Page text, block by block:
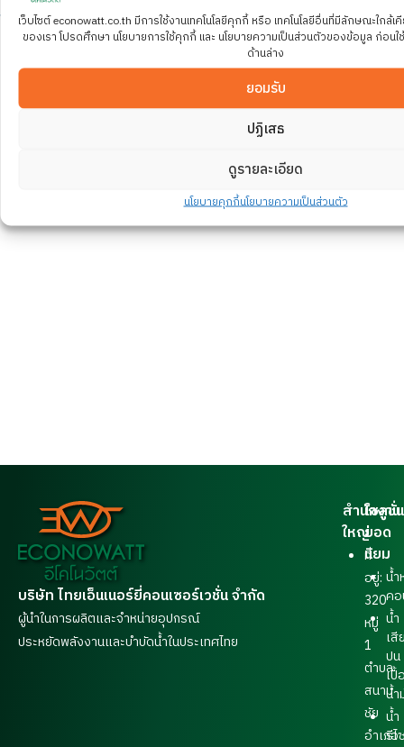
เว็บไซต์ econowatt.co.th มีการใช้งานเทคโนโลยีคุกกี้ หรือ เทคโนโลยีอื่นที่มีลักษณะใกล้
ของเรา โปรดศึกษา นโยบายการใช้คุกกี้ และ นโยบายความเป็นส่วนตัวของข้อมูล ก่อนใ
ด้านล่าง
ยอมรับ
ปฏิเสธ
ดูรายละเอียด
นโยบายคุกกี้นโยบายความเป็นส่วนตัว
ให้ผู้เชี่ยวชาญจาก ECONOWATT ออกแบบโซลูชันบำบัดน้ำ
พร้อมการันตีคุณภาพ มาตรฐาน และผลลัพธ์ที่วัดได้จริง
ติดต่อทีมผู้เชี่ยวชาญ
บริษัท ไทยเอ็นเนอร์ยี่คอนเซอร์เวชั่น จำกัด
ผู้นำในการผลิตและจำหน่ายอุปกรณ์
ประหยัดพลังงานและบำบัดน้ำในประเทศไทย
สำนักงาน
ใหญ่
ที่
อยู่:
320
หมู่
1
ตำบล
สนาม
ชัย
อำเภอ
โซลูชั่น
ยอด
นิยม
น้ำ
คอ
น้ำ
เสี
ปน
เปื้
น้ำ
น้ำ
รีไ